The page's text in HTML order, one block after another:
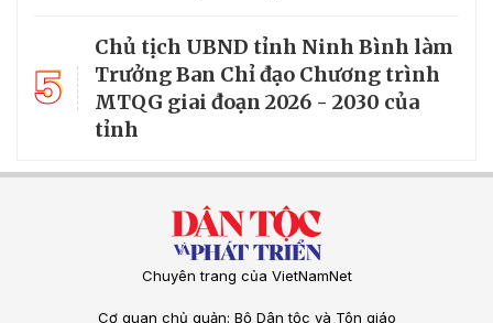
5
Chủ tịch UBND tỉnh Ninh Bình làm
Trưởng Ban Chỉ đạo Chương trình
MTQG giai đoạn 2026 - 2030 của
tỉnh
Chuyên trang của VietNamNet
Cơ quan chủ quản: Bộ Dân tộc và Tôn giáo